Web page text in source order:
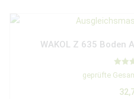
WAKOL Z 635 Boden
mit
geprüfte